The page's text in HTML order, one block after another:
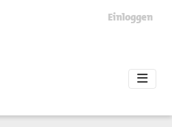
Einloggen